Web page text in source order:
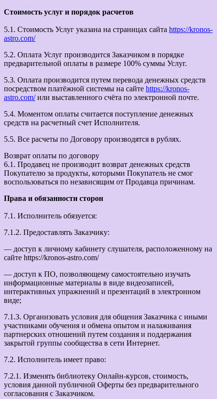
Стоимость услуг и порядок расчетов
5.1. Стоимость Услуг указана на страницах сайта https://kronos-
astro.com/
5.2. Оплата Услуг производится Заказчиком в порядке
предварительной оплаты в размере 100% суммы Услуг.
5.3. Оплата производится путем перевода денежных средств
посредством платёжной системы на сайте https://kronos-
astro.com/или выставленного счёта по электронной почте.
5.4. Моментом оплаты считается поступление денежных
средств на расчетный счет Исполнителя.
5.5. Все расчеты по Договору производятся в рублях.
Возврат оплаты по договору
6.1. Продавец не производит возврат денежных средств
Покупателю за продукты, которыми Покупатель не смог
воспользоваться по независящим от Продавца причинам.
Права и обязанности сторон
7.1. Исполнитель обязуется:
7.1.2. Предоставлять Заказчику:
— доступ к личному кабинету слушателя, расположенному на
сайте https://kronos-astro.com/
— доступ к ПО, позволяющему самостоятельно изучать
информационные материалы в виде видеозаписей,
интерактивных упражнений и презентаций в электронном
виде;
7.1.3. Организовать условия для общения Заказчика с иными
участниками обучения и обмена опытом и налаживания
партнерских отношений путем создания и поддержания
закрытой группы сообщества в сети Интернет.
7.2. Исполнитель имеет право:
7.2.1. Изменять библиотеку Онлайн-курсов, стоимость,
условия данной публичной Оферты без предварительного
согласования с Заказчиком.